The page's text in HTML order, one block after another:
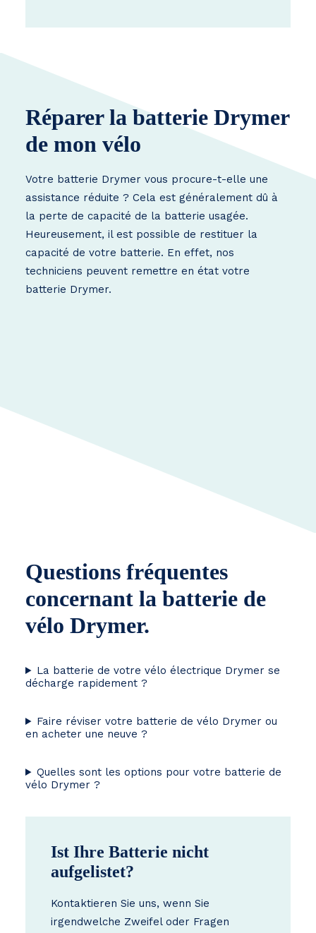
Réparer la batterie Drymer
de mon vélo
Votre batterie Drymer vous procure-t-elle une
assistance réduite ? Cela est généralement dû à
la perte de capacité de la batterie usagée.
Heureusement, il est possible de restituer la
capacité de votre batterie. En effet, nos
techniciens peuvent remettre en état votre
batterie Drymer.
Questions fréquentes
concernant la batterie de
vélo Drymer.
La batterie de votre vélo électrique Drymer se
décharge rapidement ?
Faire réviser votre batterie de vélo Drymer ou
en acheter une neuve ?
Quelles sont les options pour votre batterie de
vélo Drymer ?
Ist Ihre Batterie nicht
aufgelistet?
Kontaktieren Sie uns, wenn Sie
irgendwelche Zweifel oder Fragen